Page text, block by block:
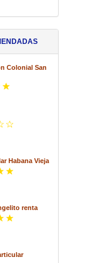
Colonial San
Habana Vieja
renta